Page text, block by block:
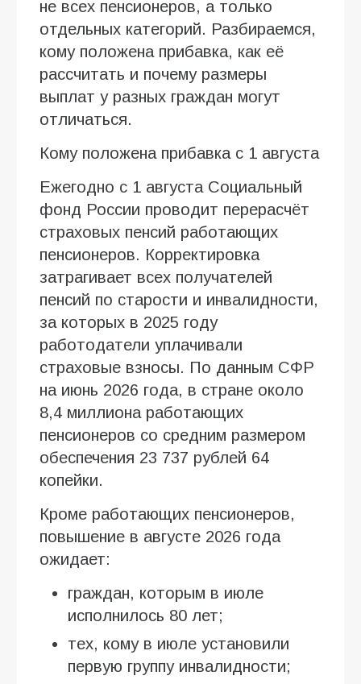
не всех пенсионеров, а только
отдельных категорий. Разбираемся,
кому положена прибавка, как её
рассчитать и почему размеры
выплат у разных граждан могут
отличаться.
Кому положена прибавка с 1 августа
Ежегодно с 1 августа Социальный
фонд России проводит перерасчёт
страховых пенсий работающих
пенсионеров. Корректировка
затрагивает всех получателей
пенсий по старости и инвалидности,
за которых в 2025 году
работодатели уплачивали
страховые взносы. По данным СФР
на июнь 2026 года, в стране около
8,4 миллиона работающих
пенсионеров со средним размером
обеспечения 23 737 рублей 64
копейки.
Кроме работающих пенсионеров,
повышение в августе 2026 года
ожидает:
граждан, которым в июле
исполнилось 80 лет;
тех, кому в июле установили
первую группу инвалидности;